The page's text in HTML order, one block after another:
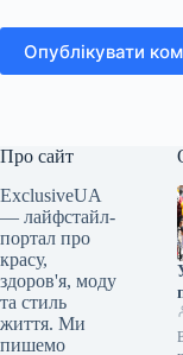
Опублікувати
Про сайт
ExclusiveUA
— лайфстайл-
портал про
красу,
здоров'я, моду
та стиль
життя. Ми
пишемо